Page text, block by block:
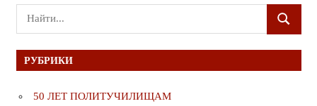
Поиск
для:
ПОИСК
РУБРИКИ
50 ЛЕТ ПОЛИТУЧИЛИЩАМ